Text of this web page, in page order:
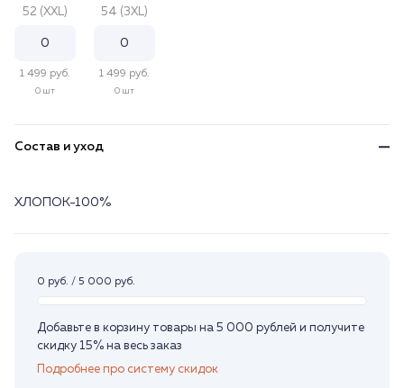
52 (XXL)
1 499 руб.
0 шт
54 (3XL)
1 499 руб.
0 шт
Состав и уход
ХЛОПОК-100%
0 руб. / 5 000 руб.
Добавьте в корзину товары на 5 000 рублей и получите
скидку 15% на весь заказ
Подробнее про систему скидок